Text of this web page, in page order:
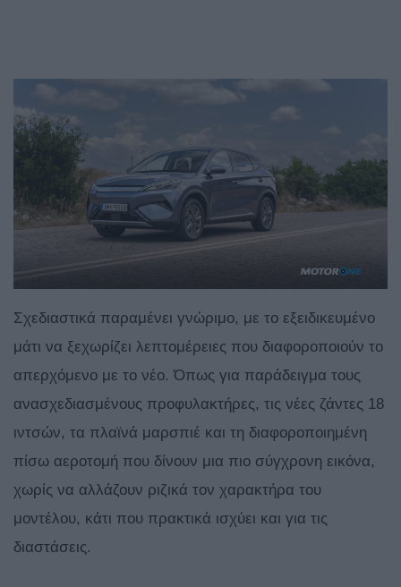
Σχεδιαστικά παραμένει γνώριμο, με το εξειδικευμένο
μάτι να ξεχωρίζει λεπτομέρειες που διαφοροποιούν το
απερχόμενο με το νέο. Όπως για παράδειγμα τους
ανασχεδιασμένους προφυλακτήρες, τις νέες ζάντες 18
ιντσών, τα πλαϊνά μαρσπιέ και τη διαφοροποιημένη
πίσω αεροτομή που δίνουν μια πιο σύγχρονη εικόνα,
χωρίς να αλλάζουν ριζικά τον χαρακτήρα του
μοντέλου, κάτι που πρακτικά ισχύει και για τις
διαστάσεις.